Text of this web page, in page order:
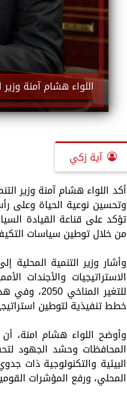
اللواء هشام آمنة وزير
آية زكي
أكد اللواء هشام آمنة وزير
وتحسين نوعية الحياة وعلى
تؤكد على قناعة القيادة
من خلال توطين سياسات
وأشار وزير التنمية
الاستراتيجيات والأجندات
للتغير
خطط تنفيذية لتوطين استراتيجية
وأوضح اللواء هشام امنة، أن
المحافظات وحشد الجهود
البيئية والتكنولوجية ذات
المحلي، ورفع المؤشرات